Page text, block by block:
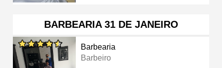
BARBEARIA 31 DE JANEIRO
Barbearia
Barbeiro